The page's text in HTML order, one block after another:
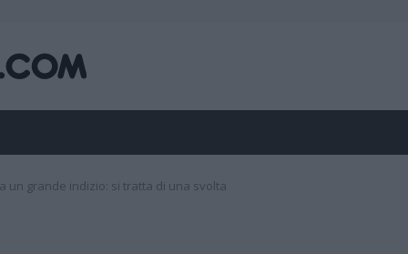
un grande indizio: si tratta di una svolta